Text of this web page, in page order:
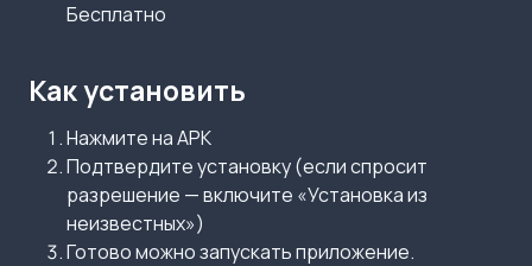
Бесплатно
Как установить
Нажмите на APK
Подтвердите установку (если спросит
разрешение — включите «Установка из
неизвестных»)
Готово можно запускать приложение.